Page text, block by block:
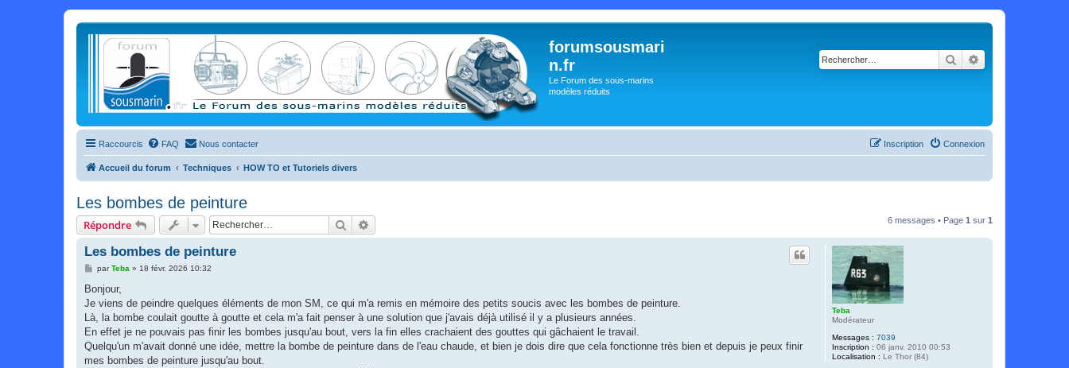
forumsousmari
n.fr
Le Forum des sous-marins
modèles réduits
Rechercher
Raccourcis FAQ Nous contacter Connexion
Inscription
Accueil du forum Techniques HOW TO et Tutoriels divers
Les bombes de peinture
Répondre Rechercher 6 messages • Page 1 sur 1
Teba
Modérateur
Messages : 7039
Inscription : 06 janv. 2010 00:53
Localisation : Le Thor (84)
Les bombes de peinture
M
s
a
g
e
parTeba » 18 févr. 2026 10:32
Bonjour,
Je viens de peindre quelques éléments de mon SM, ce qui m'a remis en mémoire des petits soucis avec les bombes de peinture.
Là, la bombe coulait goutte à goutte et cela m'a fait penser à une solution que j'avais déjà utilisé il y a plusieurs années.
En effet je ne pouvais pas finir les bombes jusqu'au bout, vers la fin elles crachaient des gouttes qui gâchaient le travail.
Quelqu'un m'avait donné une idée, mettre la bombe de peinture dans de l'eau chaude, et bien je dois dire que cela fonctionne très bien et depuis je peux finir
mes bombes de peinture jusqu'au bout.